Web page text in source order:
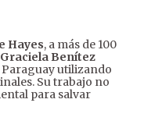
Hayes, a más de 100
Graciela Benítez
Paraguay utilizando
Su trabajo no
para salvar